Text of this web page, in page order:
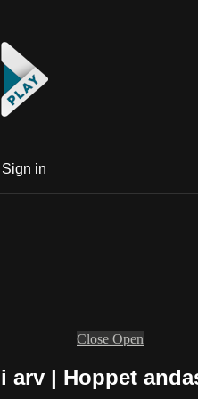
Sign in
Close Open
arv | Hoppet